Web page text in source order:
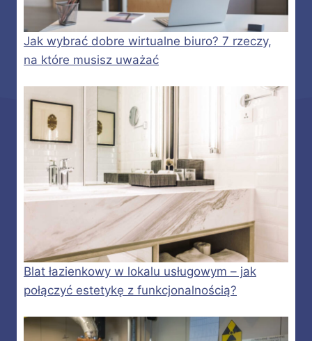
Jak wybrać dobre wirtualne biuro? 7 rzeczy,
na które musisz uważać
Blat łazienkowy w lokalu usługowym – jak
połączyć estetykę z funkcjonalnością?